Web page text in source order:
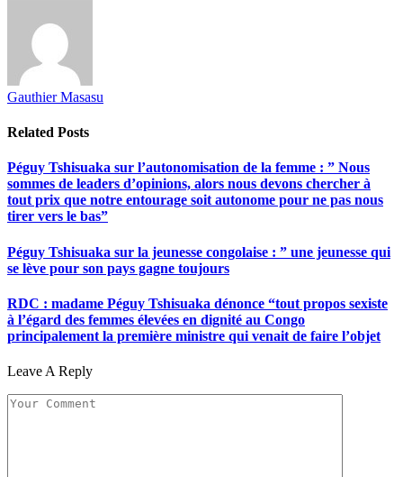
Gauthier Masasu
Related Posts
Péguy Tshisuaka sur l’autonomisation de la femme : ” Nous
sommes de leaders d’opinions, alors nous devons chercher à
tout prix que notre entourage soit autonome pour ne pas nous
tirer vers le bas”
Péguy Tshisuaka sur la jeunesse congolaise : ” une jeunesse qui
se lève pour son pays gagne toujours
RDC : madame Péguy Tshisuaka dénonce “tout propos sexiste
à l’égard des femmes élevées en dignité au Congo
principalement la première ministre qui venait de faire l’objet
Leave A Reply